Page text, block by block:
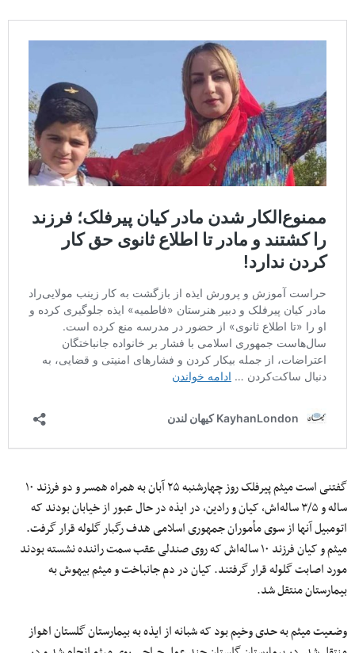
گفتنی است میثم پیرفلک روز چهارشنبه ۲۵ آبان به همراه همسر و دو فرزند ۱۰
ساله و ۳/۵ ساله‌اش، کیان و رادین، در ایذه در حال عبور از خیابان بودند که
اتومبیل آنها از سوی مأموران جمهوری اسلامی هدف رگبار گلوله قرار گرفت.
میثم و کیان فرزند ۱۰ ساله‌اش که روی صندلی عقب سمت راننده نشسته بودند
مورد اصابت گلوله قرار گرفتند. کیان در دم جانباخت و میثم بیهوش به
بیمارستان منتقل شد.
وضعیت میثم به حدی وخیم بود که شبانه از ایذه به بیمارستان گلستان اهواز